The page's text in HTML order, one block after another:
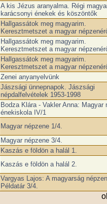
A kis Jézus aranyalma. Régi
karácsonyi énekek és köszöntők
Hallgassátok meg magyarim.
Keresztmetszet a magyar
Hallgassátok meg magyarim.
Keresztmetszet a magyar
Hallgassátok meg magyarim.
Keresztmetszet a magyar
Zenei anyanyelvünk
Jászsági ünnepnapok. Jászsági
népdalfelvételek 1953-1998
Bodza Klára - Vakler Anna: Magyar
énekiskola IV/1
Magyar népzene 1/4.
Magyar népzene 3/4.
Kaszás e földön a halál 1.
Kaszás e földön a halál 2.
Vargyas Lajos: A magyarság
Példatár 3/4.